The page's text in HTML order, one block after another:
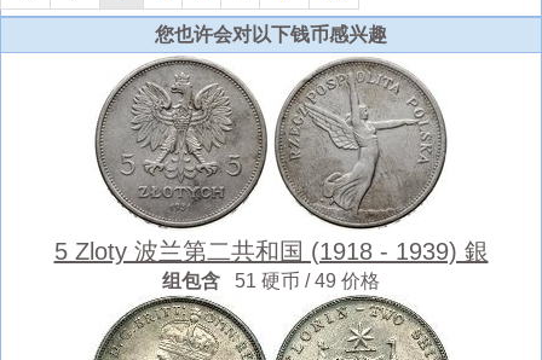
您也许会对以下钱币感兴趣
5 Zloty 波兰第二共和国 (1918 - 1939) 銀
组包含 51 硬币 / 49 价格